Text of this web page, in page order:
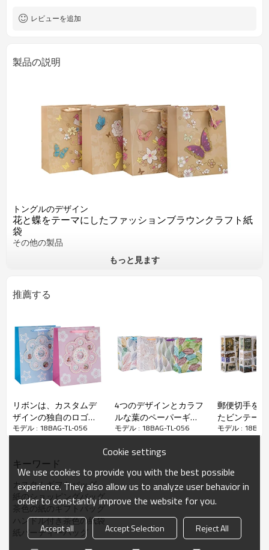
レビューを追加
製品の説明
トングルのデザイン
花と蝶をテーマにしたファッションブラウンクラフト紙
袋
その他の製品
誕生日パーティの紙袋
もっと見ます
推薦する
リボンは、カスタムデ
ザインの独自のロゴを
印刷します。2つのデザ
の紙袋は、トングパッ
キングで盛り合わせ
モデル : 18BAG-TL-056
4つのデザインとカラフ
ルな葉のペーパーギフ
トバッグは、Tongleパ
モデル : 18BAG-TL-056
郵便切手を
たビンテー
ギフトバッグ
モデル :
キーワード
カスタムギフトバッグ
紙のショッピングバッグ
茶色の紙のギフトバッグ
ハンドル付き茶色の紙袋
紙パーティーバッグ
Cookie settings
We use cookies to provide you with the best possible
experience. They also allow us to analyze user behavior in
order to constantly improve the website for you.
Accept all Accept Selection
Reject All